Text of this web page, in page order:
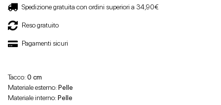
Spedizione gratuita con ordini superiori a 34,90€
Reso gratuito
Pagamenti sicuri
Tacco:0 cm
Materiale esterno:Pelle
Materiale interno:Pelle